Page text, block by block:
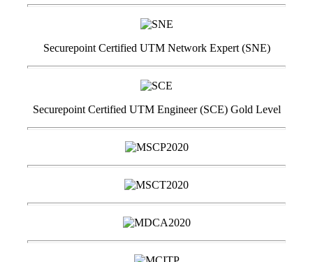
Securepoint Certified UTM Network Expert (SNE)
Securepoint Certified UTM Engineer (SCE) Gold Level